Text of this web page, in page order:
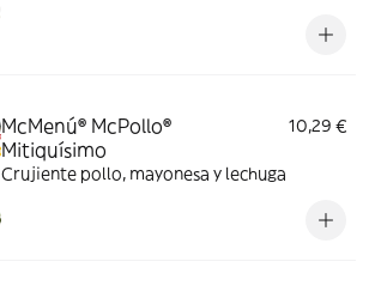
McMenú® McPollo®
Mitiquísimo
10,29 €
Crujiente pollo, mayonesa y lechuga